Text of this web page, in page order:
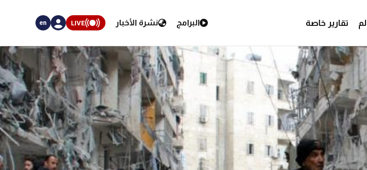
تقارير خاصة البرامج نشرة الأخبار LIVE
en